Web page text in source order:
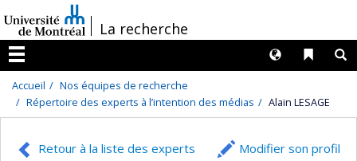
au
contenu
/La recherche
Menu
Liens
Langues
Accueil
Nos équipes de recherche
Répertoire des experts à l’intention des médias
Alain LESAGE
Retour à la liste des experts Modifier son profil